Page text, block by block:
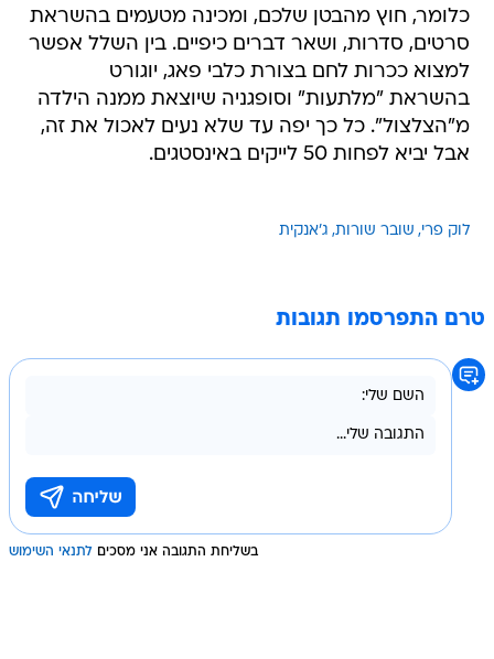
כלומר, חוץ מהבטן שלכם, ומכינה מטעמים בהשראת
סרטים, סדרות, ושאר דברים כיפיים. בין השלל אפשר
למצוא ככרות לחם בצורת כלבי פאג, יוגורט
בהשראת "מלתעות" וסופגניה שיוצאת ממנה הילדה
מ"הצלצול". כל כך יפה עד שלא נעים לאכול את זה,
אבל יביא לפחות 50 לייקים באינסטגים.
לוק פרי שובר שורות ג'אנקית
טרם התפרסמו תגובות
בשליחת התגובה אני מסכים לתנאי השימוש